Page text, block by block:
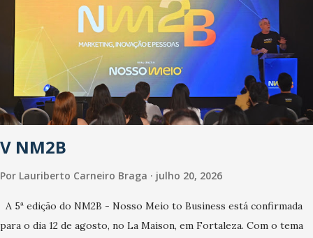
estamos vivendo uma epidemia comum, como temos em todos os
anos, com aumento de casos de dengue, influenza ou H1N1. Trata-
se de uma epidemia com um vírus diferente, com um poder de
contaminação maior que outros coronavírus”, apontou o
secretário. Segundo ele, é uma epidemia com chance de
contaminação alta, podendo gerar um grande risco à população e
ao sistema de saúde. “Precisamos saber fazer a estratificação do
risco da doença, para não so...
V NM2B
Por Lauriberto Carneiro Braga julho 20, 2026
A 5ª edição do NM2B - Nosso Meio to Business está confirmada
para o dia 12 de agosto, no La Maison, em Fortaleza. Com o tema